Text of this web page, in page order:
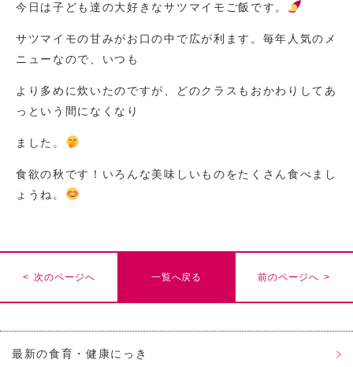
最新の食育・健康にっき
今日は子ども達の大好きなサツマイモご飯です。
サツマイモの甘みがお口の中で広が利ます。毎年人気のメ
ニューなので、いつも
より多めに炊いたのですが、どのクラスもおかわりしてあ
っという間になくなり
ました。
食欲の秋です！いろんな美味しいものをたくさん食べまし
ょうね。
< 次のページへ 一覧へ戻る 前のページへ >